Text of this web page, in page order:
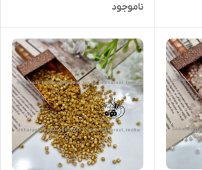
ناموجود